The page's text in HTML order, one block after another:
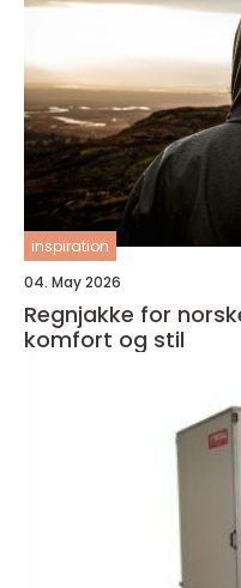
inspiration
04. May 2026
Regnjakke for
komfort og stil